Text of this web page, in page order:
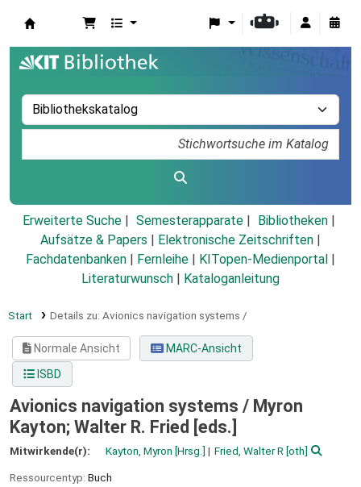
Erweiterte Suche Semesterapparate
Bibliotheken
Aufsätze & Papers
Elektronische Zeitschriften
Fachdatenbanken
Fernleihe KITopen-Medienportal
Literaturwunsch
Kataloganleitung
Start Details zu: Avionics navigation systems /
Normale Ansicht
MARC-Ansicht
ISBD
Avionics navigation systems / Myron
Kayton; Walter R. Fried [eds.]
Mitwirkende(r): Kayton, Myron [Hrsg.] Fried, Walter R [oth]
Ressourcentyp: Buch